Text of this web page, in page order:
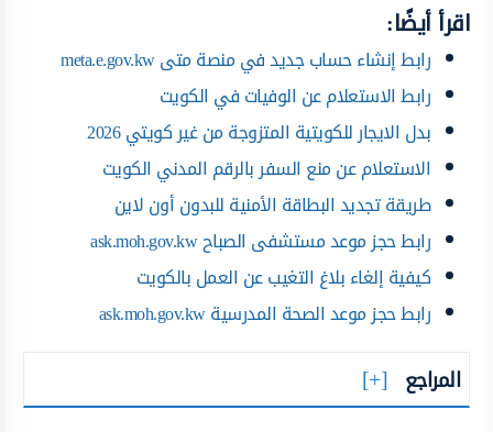
اقرأ أيضًا:
رابط إنشاء حساب جديد في منصة متى meta.e.gov.kw
رابط الاستعلام عن الوفيات في الكويت
بدل الايجار للكويتية المتزوجة من غير كويتي 2026
الاستعلام عن منع السفر بالرقم المدني الكويت
طريقة تجديد البطاقة الأمنية للبدون أون لاين
رابط حجز موعد مستشفى الصباح ask.moh.gov.kw
كيفية إلغاء بلاغ التغيب عن العمل بالكويت
رابط حجز موعد الصحة المدرسية ask.moh.gov.kw
المراجع